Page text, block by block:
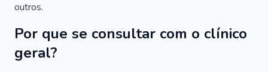
outros.
Por que se consultar com o clínico
geral?